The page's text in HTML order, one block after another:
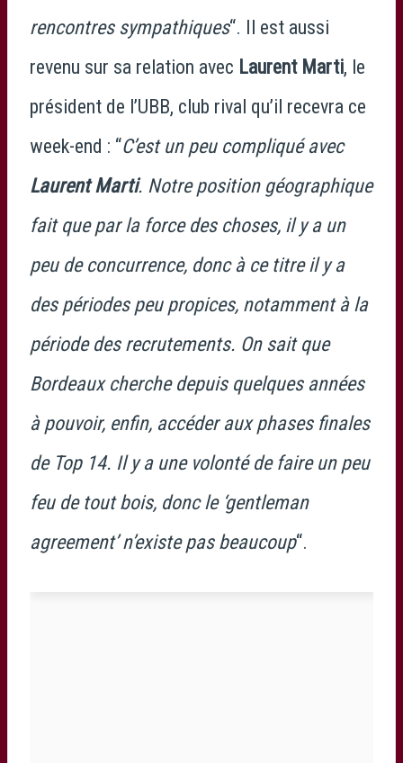
rencontres sympathiques“. Il est aussi
revenu sur sa relation avec Laurent Marti, le
président de l’UBB, club rival qu’il recevra ce
week-end : “C’est un peu compliqué avec
Laurent Marti. Notre position géographique
fait que par la force des choses, il y a un
peu de concurrence, donc à ce titre il y a
des périodes peu propices, notamment à la
période des recrutements. On sait que
Bordeaux cherche depuis quelques années
à pouvoir, enfin, accéder aux phases finales
de Top 14. Il y a une volonté de faire un peu
feu de tout bois, donc le ‘gentleman
agreement’ n’existe pas beaucoup“.